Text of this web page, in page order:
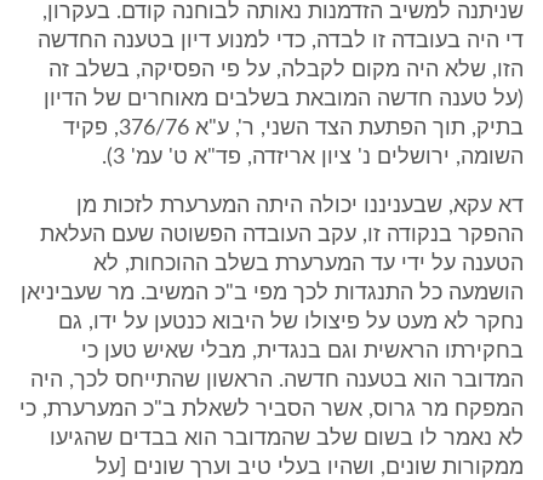
שניתנה למשיב הזדמנות נאותה לבוחנה קודם. בעקרון,
די היה בעובדה זו לבדה, כדי למנוע דיון בטענה החדשה
הזו, שלא היה מקום לקבלה, על פי הפסיקה, בשלב זה
(על טענה חדשה המובאת בשלבים מאוחרים של הדיון
בתיק, תוך הפתעת הצד השני, ר', ע"א 376/76, פקיד
השומה, ירושלים נ' ציון אריזדה, פד"א ט' עמ' 3).
דא עקא, שבעניננו יכולה היתה המערערת לזכות מן
ההפקר בנקודה זו, עקב העובדה הפשוטה שעם העלאת
הטענה על ידי עד המערערת בשלב ההוכחות, לא
הושמעה כל התנגדות לכך מפי ב"כ המשיב. מר שעביניאן
נחקר לא מעט על פיצולו של היבוא כנטען על ידו, גם
בחקירתו הראשית וגם בנגדית, מבלי שאיש טען כי
המדובר הוא בטענה חדשה. הראשון שהתייחס לכך, היה
המפקח מר גרוס, אשר הסביר לשאלת ב"כ המערערת, כי
לא נאמר לו בשום שלב שהמדובר הוא בבדים שהגיעו
ממקורות שונים, ושהיו בעלי טיב וערך שונים [על